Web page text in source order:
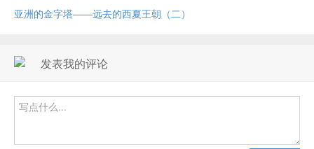
亚洲的金字塔——远去的西夏王朝（二）
发表我的评论